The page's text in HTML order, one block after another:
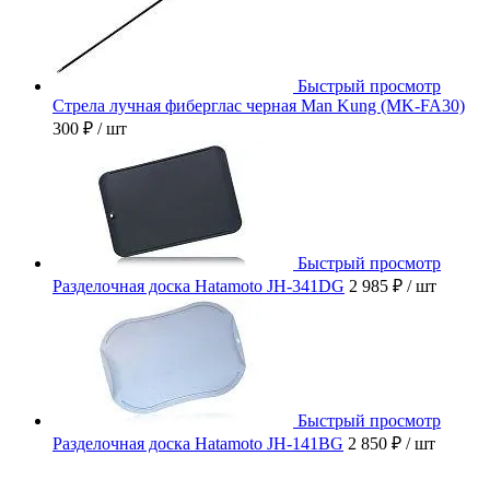
Быстрый просмотр
Стрела лучная фиберглас черная Man Kung (MK-FA30)
300 ₽ / шт
Быстрый просмотр
Разделочная доска Hatamoto JH-341DG 2 985 ₽ / шт
Быстрый просмотр
Разделочная доска Hatamoto JH-141BG 2 850 ₽ / шт